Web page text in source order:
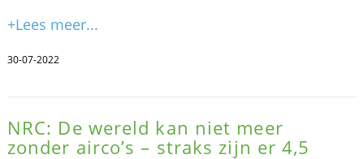
+Lees meer...
30-07-2022
NRC: De wereld kan niet meer
zonder airco’s – straks zijn er 4,5